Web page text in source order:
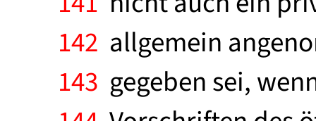
142 allgemein
143 gegeben sei,